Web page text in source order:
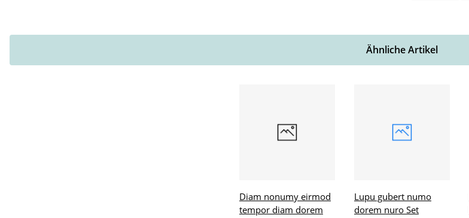
Ähnliche Artikel
Diam nonumy eirmod
tempor diam dorem
Lupu gubert numo
dorem nuro Set